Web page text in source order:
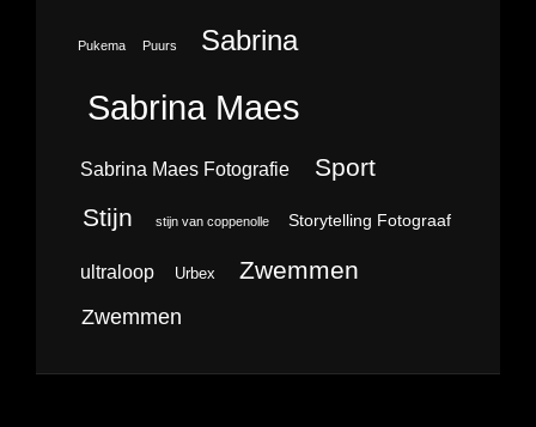
Pukema Puurs Sabrina
Sabrina Maes
Sabrina Maes Fotografie Sport
Stijn stijn van coppenolle Storytelling Fotograaf
ultraloop Urbex Zwemmen
Zwemmen